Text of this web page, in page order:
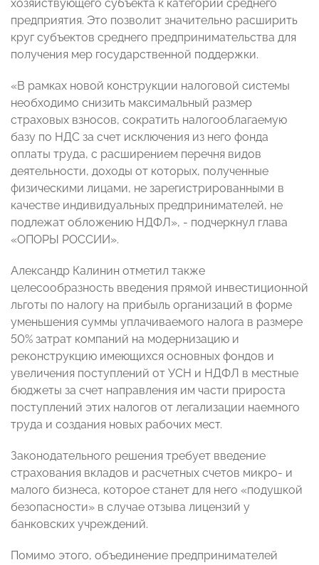
хозяйствующего субъекта к категории среднего
предприятия. Это позволит значительно расширить
круг субъектов среднего предпринимательства для
получения мер государственной поддержки.
«В рамках новой конструкции налоговой системы
необходимо снизить максимальный размер
страховых взносов, сократить налогооблагаемую
базу по НДС за счет исключения из него фонда
оплаты труда, с расширением перечня видов
деятельности, доходы от которых, полученные
физическими лицами, не зарегистрированными в
качестве индивидуальных предпринимателей, не
подлежат обложению НДФЛ», - подчеркнул глава
«ОПОРЫ РОССИИ».
Александр Калинин отметил также
целесообразность введения прямой инвестиционной
льготы по налогу на прибыль организаций в форме
уменьшения суммы уплачиваемого налога в размере
50% затрат компаний на модернизацию и
реконструкцию имеющихся основных фондов и
увеличения поступлений от УСН и НДФЛ в местные
бюджеты за счет направления им части прироста
поступлений этих налогов от легализации наемного
труда и создания новых рабочих мест.
Законодательного решения требует введение
страхования вкладов и расчетных счетов микро- и
малого бизнеса, которое станет для него «подушкой
безопасности» в случае отзыва лицензий у
банковских учреждений.
Помимо этого, объединение предпринимателей